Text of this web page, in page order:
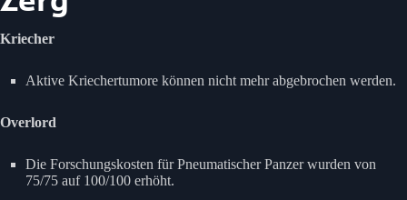
Kriecher
Aktive Kriechertumore können nicht mehr abgebrochen werden.
Overlord
Die Forschungskosten für Pneumatischer Panzer wurden von
75/75 auf 100/100 erhöht.